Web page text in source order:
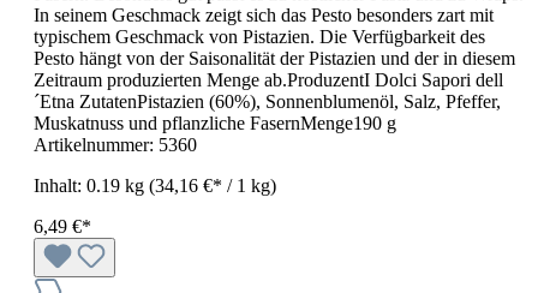
In seinem Geschmack zeigt sich das Pesto besonders zart mit
typischem Geschmack von Pistazien. Die Verfügbarkeit des
Pesto hängt von der Saisonalität der Pistazien und der in diesem
Zeitraum produzierten Menge ab.ProduzentI Dolci Sapori dell
´Etna ZutatenPistazien (60%), Sonnenblumenöl, Salz, Pfeffer,
Muskatnuss und pflanzliche FasernMenge190 g
Artikelnummer: 5360
Inhalt: 0.19 kg (34,16 €* / 1 kg)
6,49 €*